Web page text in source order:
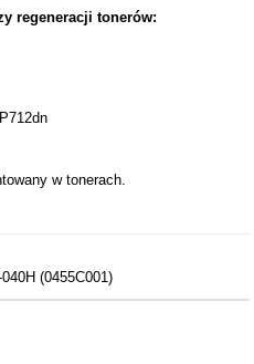
regeneracji tonerów:
w tonerach.
(0455C001)